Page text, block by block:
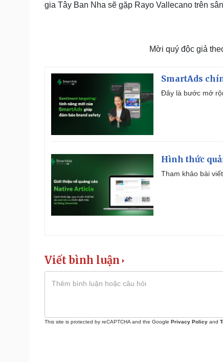
gia Tây Ban Nha sẽ gặp Rayo Vallecano trên
Mời quý độc giả
SmartAds
Đây là bước mở
Hình thức
Tham khảo bài
Viết bình luận
This site is protected by reCAPTCHA and the Google Privacy Policy and